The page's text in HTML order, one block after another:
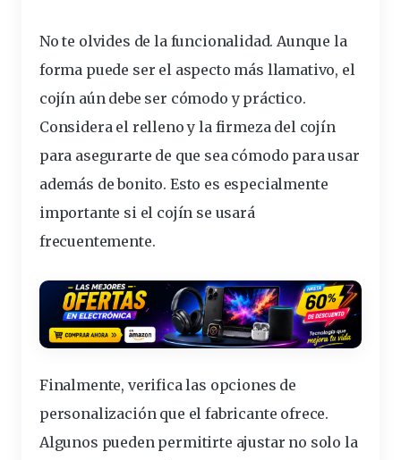
No te olvides de la funcionalidad. Aunque la
forma puede ser el aspecto más llamativo, el
cojín aún debe ser cómodo y práctico.
Considera el relleno y la firmeza del cojín
para asegurarte de que sea cómodo para usar
además de bonito. Esto es especialmente
importante si el cojín se usará
frecuentemente.
Finalmente, verifica las opciones de
personalización que el fabricante ofrece.
Algunos pueden permitirte ajustar no solo la